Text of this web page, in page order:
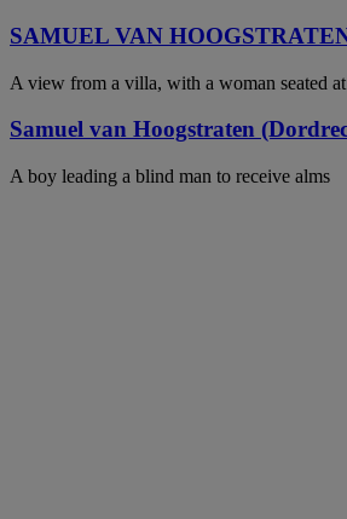
SAMUEL VAN
A view from a villa, with a woman seated
Samuel van Hoogstraten
A boy leading a blind man to receive alms